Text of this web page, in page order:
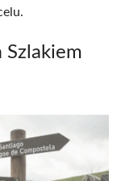
Szlakiem